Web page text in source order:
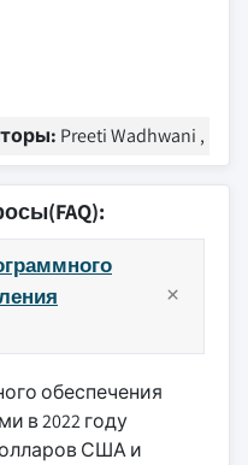
Preeti Wadhwani ,
обеспечения
в 2022 году
США и